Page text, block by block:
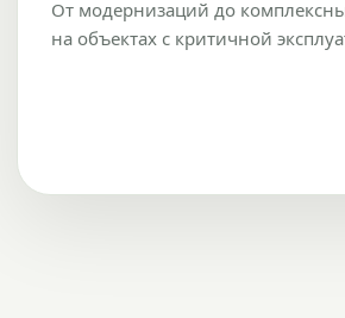
От модернизаций до
на объектах с критичной